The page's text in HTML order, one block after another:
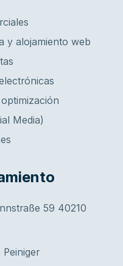
y alojamiento web
Media)
59 40210